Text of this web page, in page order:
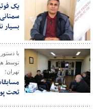
یک
بسیار
با
توسط
تهران؛
تحت